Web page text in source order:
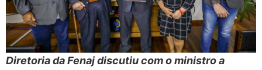
Diretoria da Fenaj discutiu com o ministro a